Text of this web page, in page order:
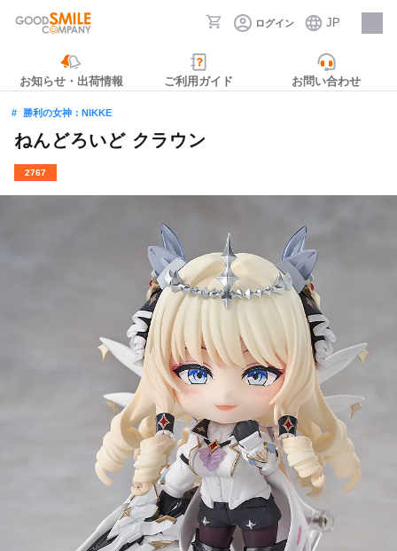
ログイン JP
採用情報
お知らせ・出荷情報 ご利用ガイド お問い合わせ
勝利の女神：NIKKE
ねんどろいど クラウン
2767